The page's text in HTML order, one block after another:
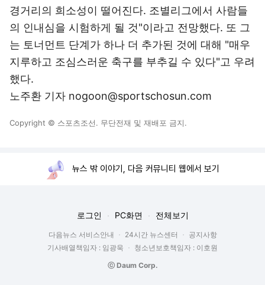
경거리의 희소성이 떨어진다. 조별리그에서 사람들
의 인내심을 시험하게 될 것"이라고 전망했다. 또 그
는 토너먼트 단계가 하나 더 추가된 것에 대해 "매우
지루하고 조심스러운 축구를 부추길 수 있다"고 우려
했다.
노주환 기자 nogoon@sportschosun.com
Copyright © 스포츠조선. 무단전재 및 재배포 금지.
뉴스 밖 이야기, 다음 커뮤니티 웹에서 보기
로그인 PC화면 전체보기
다음뉴스 서비스안내 24시간 뉴스센터
공지사항
기사배열책임자 : 임광욱
청소년보호책임자 : 이호원
ⓒ Daum Corp.